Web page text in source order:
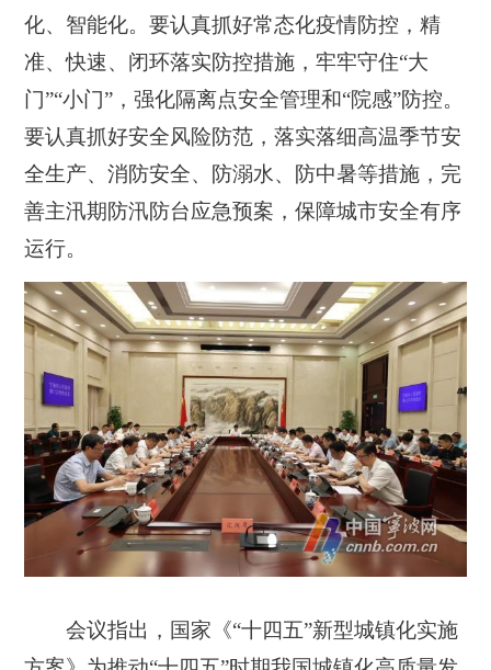
化、智能化。要认真抓好常态化疫情防控，精
准、快速、闭环落实防控措施，牢牢守住“大
门”“小门”，强化隔离点安全管理和“院感”防控。
要认真抓好安全风险防范，落实落细高温季节安
全生产、消防安全、防溺水、防中暑等措施，完
善主汛期防汛防台应急预案，保障城市安全有序
运行。
会议指出，国家《“十四五”新型城镇化实施